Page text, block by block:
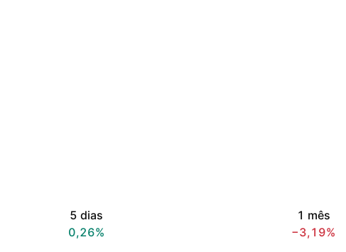
5 dias
0,26%
1 mês
−3,19%